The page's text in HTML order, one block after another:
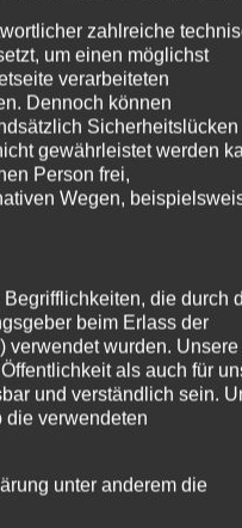
zahlreiche
um einen möglichst
verarbeiteten
Dennoch können
Sicherheitslücken
gewährleistet werden
Person frei,
Wegen,
die durch
beim Erlass der
verwendet wurden. Unsere
als auch für
und verständlich sein.
die verwendeten
unter anderem die